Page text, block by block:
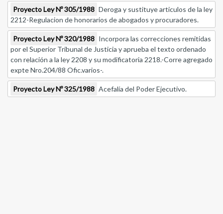
Proyecto Ley Nº 305/1988 Deroga y sustituye articulos de la ley
2212-Regulacion de honorarios de abogados y procuradores.
Proyecto Ley Nº 320/1988 Incorpora las correcciones remitidas
por el Superior Tribunal de Justicia y aprueba el texto ordenado
con relación a la ley 2208 y su modificatoria 2218.-Corre agregado
expte Nro.204/88 Ofic.varios-.
Proyecto Ley Nº 325/1988 Acefalía del Poder Ejecutivo.